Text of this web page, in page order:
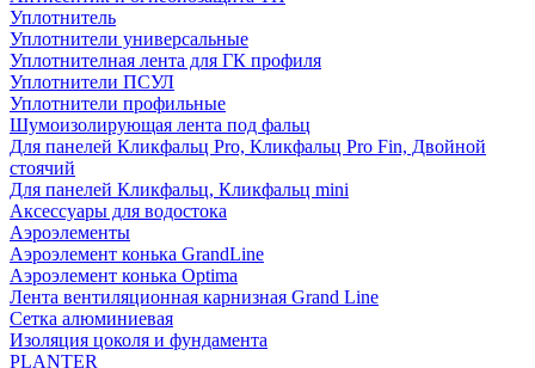
Уплотнитель
Уплотнители универсальные
Уплотнителная лента для ГК профиля
Уплотнители ПСУЛ
Уплотнители профильные
Шумоизолирующая лента под фальц
Для панелей Кликфальц Pro, Кликфальц Pro Fin, Двойной
стоячий
Для панелей Кликфальц, Кликфальц mini
Аксессуары для водостока
Аэроэлементы
Аэроэлемент конька GrandLine
Аэроэлемент конька Optima
Лента вентиляционная карнизная Grand Line
Сетка алюминиевая
Изоляция цоколя и фундамента
PLANTER